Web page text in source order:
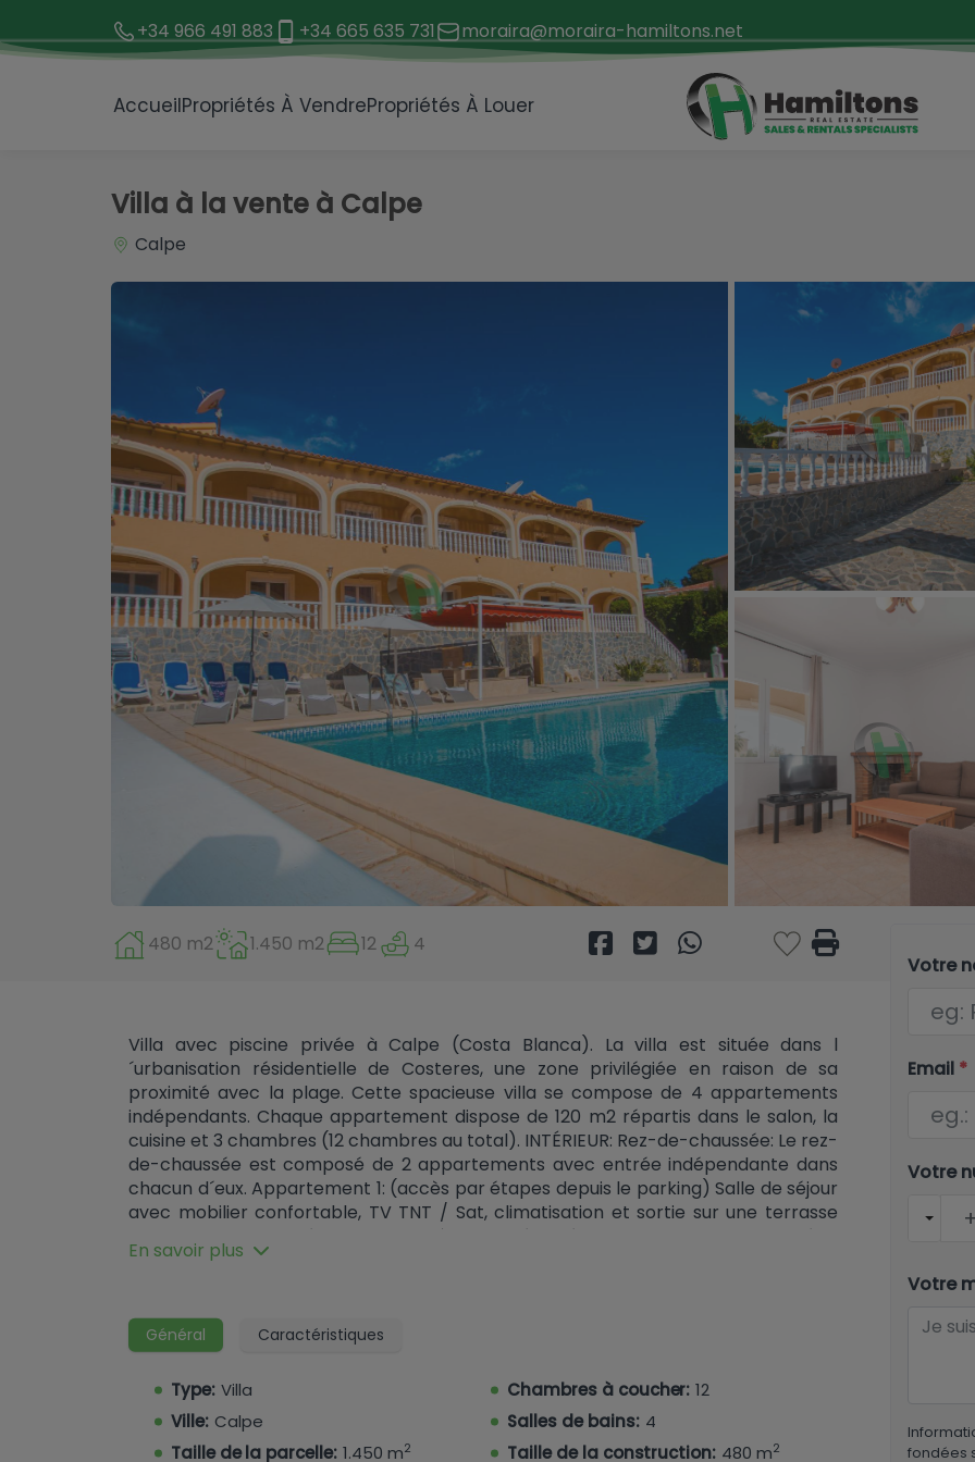
+34 966 491 883 +34 665 635 731 moraira@moraira-hamiltons.net
AccueilPropriétés À VendrePropriétés À Louer
Villa à la vente à Calpe
Calpe
480 m2 1.450 m2 12 4
Villa avec piscine privée à Calpe (Costa Blanca). La villa est située dans l
´urbanisation résidentielle de Costeres, une zone privilégiée en raison de sa
proximité avec la plage. Cette spacieuse villa se compose de 4 appartements
indépendants. Chaque appartement dispose de 120 m2 répartis dans le salon, la
cuisine et 3 chambres (12 chambres au total). INTÉRIEUR: Rez-de-chaussée: Le rez-
de-chaussée est composé de 2 appartements avec entrée indépendante dans
chacun d´eux. Appartement 1: (accès par étapes depuis le parking) Salle de séjour
avec mobilier confortable, TV TNT / Sat, climatisation et sortie sur une terrasse
couverte. Cuisine indépendante entièrement équipée. Trois chambres climatisées,
l´une avec un lit double et les deux autres avec deux lits simples. 1 salle de bain
terrasse couverte. Cuisine indépendante entièrement équipée. Trois chambres
avec air conditionné, toutes les trois avec deux lits simples. Une salle de bain avec
baignoire, lavabo et toilettes. Et une toilette avec lavabo et toilette. Appartement
3: (accès par un escalier depuis le parking) Salle de séjour avec mobilier
confortable, TV TNT / Sat, climatisation et sortie sur une terrasse couverte. Cuisine
indépendante entièrement équipée. Trois chambres climatisées, l´une avec un lit
En savoir plus
Général Caractéristiques
Type: Villa Chambres à coucher: 12
Ville: Calpe Salles de bains: 4
Taille de la parcelle: 1.450 m2 Taille de la construction: 480 m2
Votre
Email *
Votre
Votre
fondées
1 / 38